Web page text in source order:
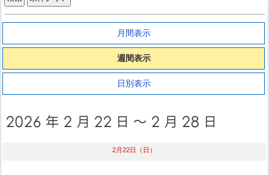
月間表示
週間表示
日別表示
2月22日（日）